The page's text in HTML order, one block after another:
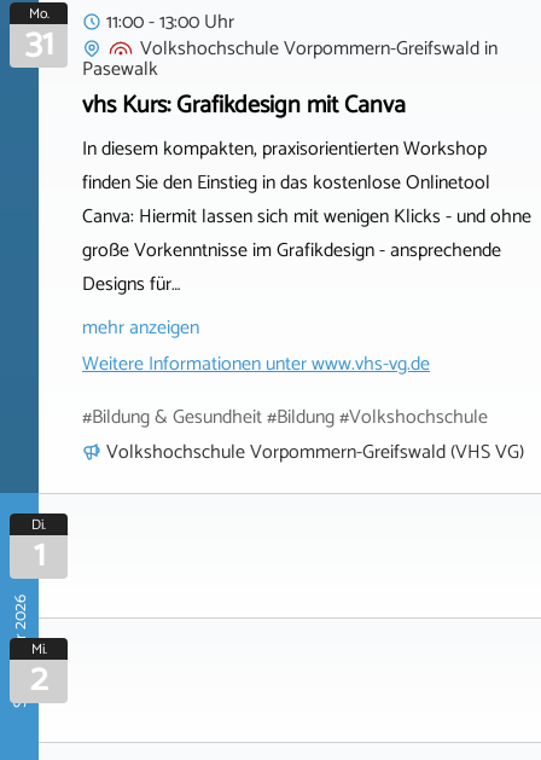
Mo.
31
11:00 - 13:00 Uhr
Volkshochschule Vorpommern-Greifswaldin
Pasewalk
vhs Kurs: Grafikdesign mit Canva
In diesem kompakten, praxisorientierten Workshop
finden Sie den Einstieg in das kostenlose Onlinetool
Canva: Hiermit lassen sich mit wenigen Klicks - und ohne
große Vorkenntnisse im Grafikdesign - ansprechende
Designs für…
mehr anzeigen
Weitere Informationen unterwww.vhs-vg.de
#Bildung & Gesundheit #Bildung #Volkshochschule
Volkshochschule Vorpommern-Greifswald (VHS VG)
September 2026
Di.
1
Mi.
2